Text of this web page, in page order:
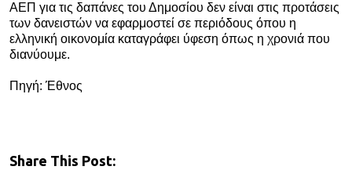
ΑΕΠ για τις δαπάνες του Δημοσίου δεν είναι στις προτάσεις
των δανειστών να εφαρμοστεί σε περιόδους όπου η
ελληνική οικονομία καταγράφει ύφεση όπως η χρονιά που
διανύουμε.
Πηγή: Έθνος
Share This Post: